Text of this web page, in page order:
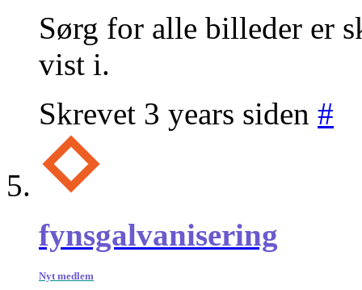
Sørg for alle billeder er
vist i.
Skrevet 3 years siden #
fynsgalvanisering
Nyt medlem